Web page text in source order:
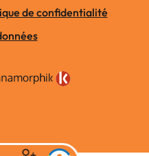
de confidentialité